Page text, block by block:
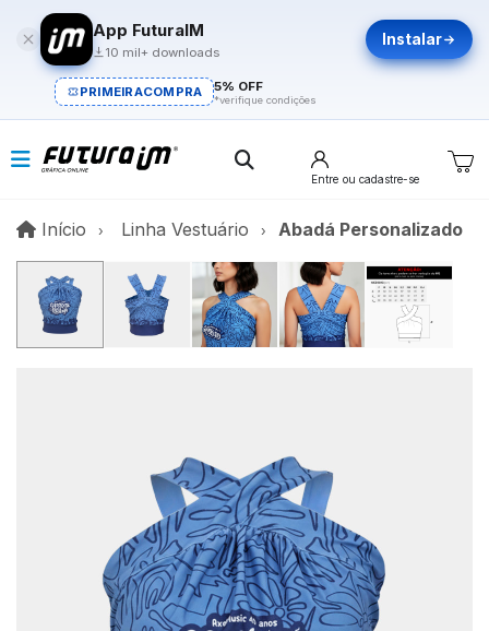
App FuturaIM
10 mil+ downloads
Instalar
PRIMEIRACOMPRA 5% OFF
*verifique condições
Entre ou cadastre-se
Início InícioLinha Vestuário Abadá Personalizado